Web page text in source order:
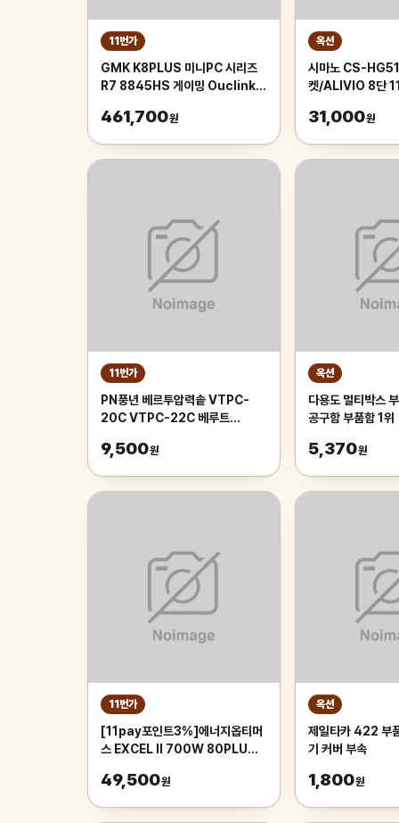
11번가
GMK K8PLUS 미니PC 시리즈
R7 8845HS 게이밍 Ouclink
함
461,700원
옥션
시마노 CS-
켓/ALIVIO 8단
31,000원
11번가
PN풍년 베르투압력솥 VTPC-
20C VTPC-22C 베루트
9,500원
옥션
다용도 멀티박스
공구함 부품함 1위
5,370원
11번가
[11pay포인트3%]에너지옵티머
스 EXCEL II 700W 80PLUS
49,500원
옥션
제일타카 422 부
기 커버 부속
1,800원